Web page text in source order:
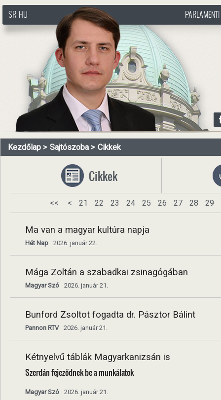
http://www.pasztorbalint.rs/hu
SR HU
Kezdőlap Sajtószoba Cikkek
Cikkek
<< < 21 22 23 24 25 26 27 28 29
Ma van a magyar kultúra napja
Hét Nap 2026. január 22.
Mága Zoltán a szabadkai zsinagógában
Magyar Szó 2026. január 21.
Bunford Zsoltot fogadta dr. Pásztor Bálint
Pannon RTV 2026. január 21.
Kétnyelvű táblák Magyarkanizsán is
Szerdán fejeződnek be a munkálatok
Magyar Szó 2026. január 21.